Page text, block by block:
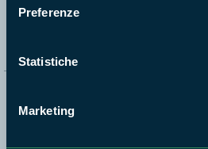
Preferenze
Statistiche
Marketing